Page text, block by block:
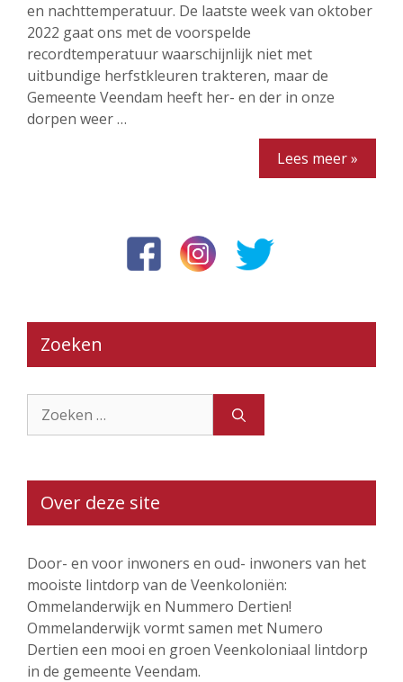
en nachttemperatuur. De laatste week van oktober
2022 gaat ons met de voorspelde
recordtemperatuur waarschijnlijk niet met
uitbundige herfstkleuren trakteren, maar de
Gemeente Veendam heeft her- en der in onze
dorpen weer …
Lees meer »
Zoeken
naar:
Over deze site
Door- en voor inwoners en oud- inwoners van het
mooiste lintdorp van de Veenkoloniën:
Ommelanderwijk en Nummero Dertien!
Ommelanderwijk vormt samen met Numero
Dertien een mooi en groen Veenkoloniaal lintdorp
in de gemeente Veendam.